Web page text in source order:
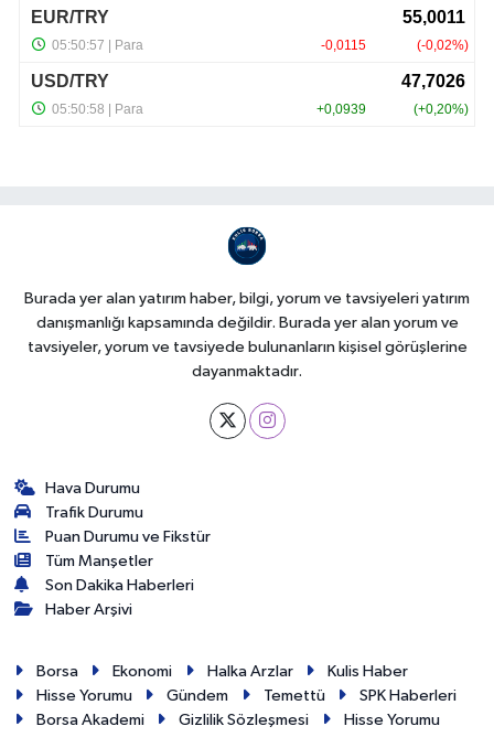
Burada yer alan yatırım haber, bilgi, yorum ve tavsiyeleri yatırım
danışmanlığı kapsamında değildir. Burada yer alan yorum ve
tavsiyeler, yorum ve tavsiyede bulunanların kişisel görüşlerine
dayanmaktadır.
Hava Durumu
Trafik Durumu
Puan Durumu ve Fikstür
Tüm Manşetler
Son Dakika Haberleri
Haber Arşivi
Borsa Ekonomi Halka Arzlar
Kulis Haber
Hisse Yorumu
Gündem Temettü
SPK Haberleri
Borsa Akademi
Gizlilik Sözleşmesi Hisse Yorumu